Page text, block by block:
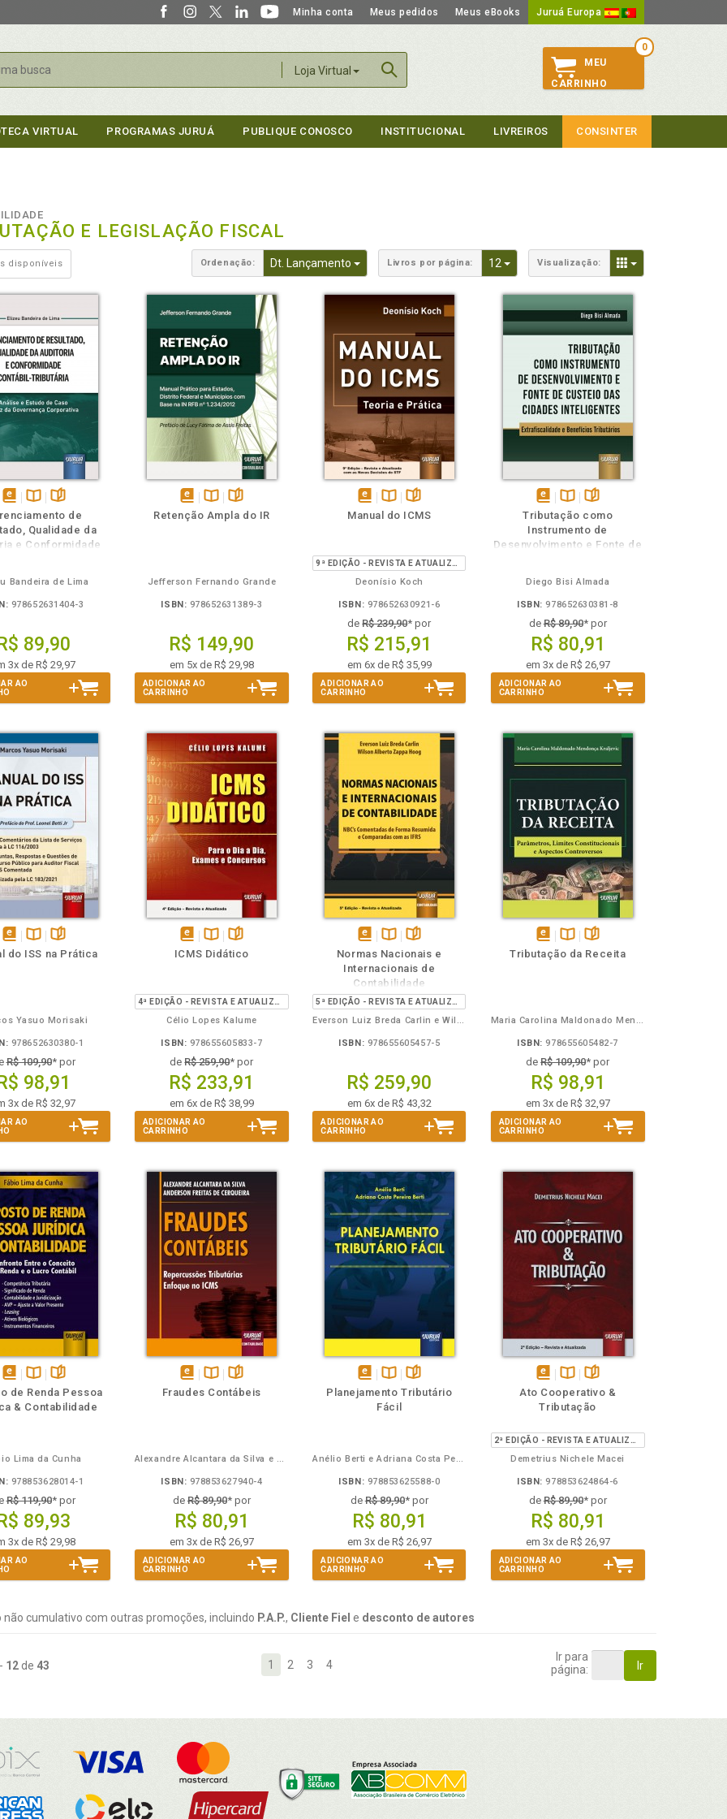
Minha conta Meus pedidos Meus eBooks Juruá Europa
Loja Virtual
0
MEU
CARRINHO
VIRTUAL PROGRAMAS JURUÁ PUBLIQUE CONOSCO INSTITUCIONAL LIVREIROS CONSINTER
E LEGISLAÇÃO FISCAL
disponíveis Ordenação: Dt. Lançamento Toggle Dropdown
Livros por página: 12 Toggle Dropdown
Visualização: Toggle Dropdown
disponível
em
eBook
Disponível
na
B.V.
páginas
de
Qualidade da
e Conformidade
Bandeira de Lima
978652631404-3
R$ 89,90
3x de R$ 29,97
AO
disponívelDisponível
páginas
Retenção Ampla do IR
Jefferson Fernando Grande
ISBN: 978652631389-3
R$ 149,90
em 5x de R$ 29,98
ADICIONAR AO
CARRINHO
disponívelDisponível
páginas
Manual do ICMS
Deonísio Koch
ISBN: 978652630921-6
deR$ 239,90* por
R$ 215,91
em 6x de R$ 35,99
ADICIONAR AO
CARRINHO
disponível
em
eBook
Também
Disponível
na
B.V.
Folheie
páginas
Tributação como
Instrumento de
Desenvolvimento e Fonte de
Diego Bisi Almada
ISBN: 978652630381-8
deR$ 89,90* por
R$ 80,91
em 3x de R$ 26,97
ADICIONAR AO
CARRINHO
disponívelDisponível
páginas
do ISS na Prática
Yasuo Morisaki
978652630380-1
R$ 109,90* por
R$ 98,91
3x de R$ 32,97
AO
disponível
Disponível
páginas
ICMS Didático
Célio Lopes Kalume
ISBN: 978655605833-7
deR$ 259,90* por
R$ 233,91
em 6x de R$ 38,99
ADICIONAR AO
CARRINHO
disponível
em
eBook
Disponível
na
B.V.
páginas
Normas Nacionais e
Internacionais de
Contabilidade
Everson Luiz Breda Carlin e Wilson Alberto Zappa Hoog
ISBN: 978655605457-5
R$ 259,90
em 6x de R$ 43,32
ADICIONAR AO
CARRINHO
disponível
Também
Disponível
Folheie
páginas
Tributação da Receita
Maria Carolina Maldonado Mendonça Kraljevic
ISBN: 978655605482-7
deR$ 109,90* por
R$ 98,91
em 3x de R$ 32,97
ADICIONAR AO
CARRINHO
disponível
em
Disponível
na
páginas
de Renda Pessoa
& Contabilidade
Lima da Cunha
978853628014-1
R$ 119,90* por
R$ 89,93
3x de R$ 29,98
AO
disponívelDisponível
páginas
Fraudes Contábeis
Alexandre Alcantara da Silva e Anderson Freitas de Cerqueira
ISBN: 978853627940-4
de R$ 89,90* por
R$ 80,91
em 3x de R$ 26,97
ADICIONAR AO
CARRINHO
disponívelDisponível
na
páginas
Planejamento Tributário
Fácil
Anélio Berti e Adriana Costa Pereira Berti
ISBN: 978853625588-0
deR$ 89,90* por
R$ 80,91
em 3x de R$ 26,97
ADICIONAR AO
CARRINHO
disponível
em
Também
Disponível
na
Folheie
páginas
Ato Cooperativo &
Tributação
Demetrius Nichele Macei
ISBN: 978853624864-6
deR$ 89,90* por
R$ 80,91
em 3x de R$ 26,97
ADICIONAR AO
CARRINHO
não cumulativo com outras promoções, incluindo P.A.P., Cliente Fiel e desconto de autores
- 12de 43 1 2 3 4
Ir para
página:
Ir